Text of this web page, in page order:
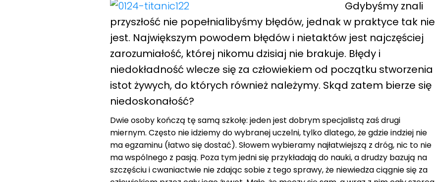
Gdybyśmy znali
przyszłość nie popełnialibyśmy błędów, jednak w praktyce tak nie
jest. Największym powodem błędów i nietaktów jest najczęściej
zarozumiałość, której nikomu dzisiaj nie brakuje. Błędy i
niedokładność wlecze się za człowiekiem od początku stworzenia
istot żywych, do których również należymy. Skąd zatem bierze się
niedoskonałość?
Dwie osoby kończą tę samą szkołę: jeden jest dobrym specjalistą zaś drugi
miernym. Często nie idziemy do wybranej uczelni, tylko dlatego, że gdzie indziej nie
ma egzaminu (łatwo się dostać). Słowem wybieramy najłatwiejszą z dróg, nic to nie
ma wspólnego z pasją. Poza tym jedni się przykładają do nauki, a drudzy bazują na
szczęściu i cwaniactwie nie zdając sobie z tego sprawy, że niewiedza ciągnie się za